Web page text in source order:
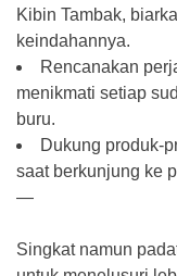
Kibin Tambak,
keindahannya.
Rencanakan
menikmati setiap
buru.
Dukung produk-
saat berkunjung ke
—
Singkat namun